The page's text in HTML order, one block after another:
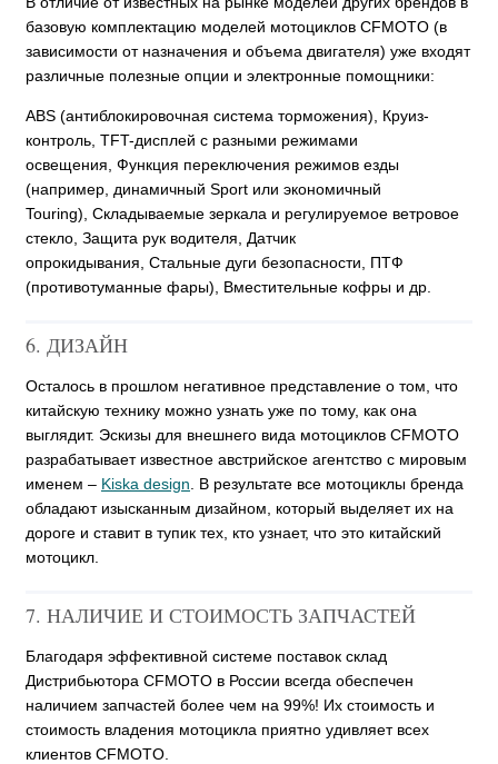
базовую комплектацию моделей мотоциклов CFMOTO (в
зависимости от назначения и объема двигателя) уже входят
различные полезные опции и электронные помощники:
ABS (антиблокировочная система торможения), Круиз-
контроль, TFT-дисплей с разными режимами
освещения, Функция переключения режимов езды
(например, динамичный Sport или экономичный
Touring), Складываемые зеркала и регулируемое ветровое
стекло, Защита рук водителя, Датчик
опрокидывания, Стальные дуги безопасности, ПТФ
(противотуманные фары), Вместительные кофры и др.
6. ДИЗАЙН
Осталось в прошлом негативное представление о том, что
китайскую технику можно узнать уже по тому, как она
выглядит. Эскизы для внешнего вида мотоциклов CFMOTO
разрабатывает известное австрийское агентство с мировым
именем – Kiska design . В результате все мотоциклы бренда
обладают изысканным дизайном, который выделяет их на
дороге и ставит в тупик тех, кто узнает, что это китайский
мотоцикл.
7. НАЛИЧИЕ И СТОИМОСТЬ ЗАПЧАСТЕЙ
Благодаря эффективной системе поставок склад
Дистрибьютора CFMOTO в России всегда обеспечен
наличием запчастей более чем на 99%! Их стоимость и
стоимость владения мотоцикла приятно удивляет всех
клиентов CFMOTO.